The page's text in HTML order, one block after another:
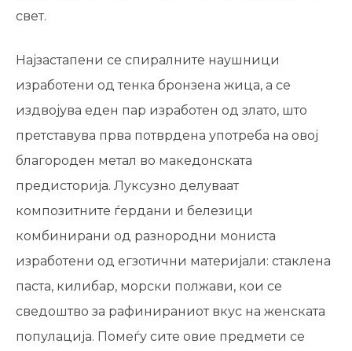
свет.
Најзастапени се спиралните наушници
изработени од тенка бронзена жица, а се
издвојува еден пар изработен од злато, што
претставува прва потврдена употреба на овој
благороден метал во македонската
предисторија. Луксузно делуваат
композитните ѓердани и белезици
комбинирани од разнородни мониста
изработени од егзотични материјали: стаклена
паста, килибар, морски полжави, кои се
сведоштво за рафинираниот вкус на женската
популација. Помеѓу сите овие предмети се